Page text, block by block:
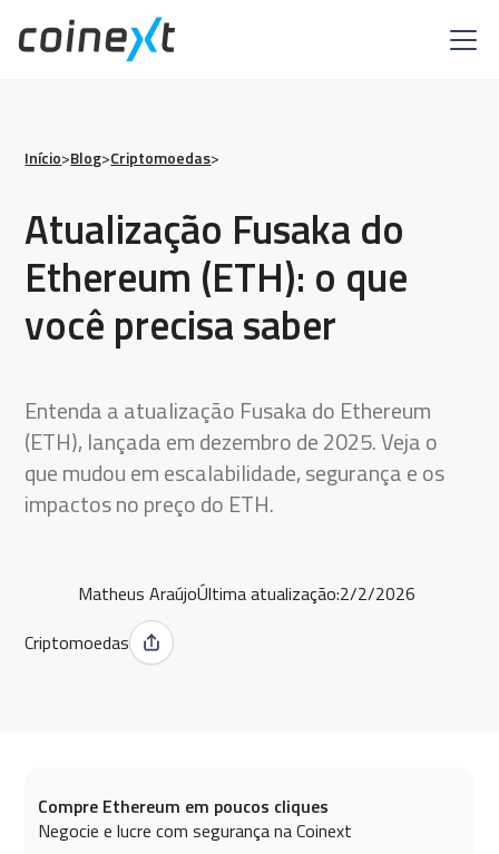
Início>Blog>Criptomoedas>
Atualização Fusaka do
Ethereum (ETH): o que
você precisa saber
Entenda a atualização Fusaka do Ethereum
(ETH), lançada em dezembro de 2025. Veja o
que mudou em escalabilidade, segurança e os
impactos no preço do ETH.
Matheus AraújoÚltima atualização:2/2/2026
Criptomoedas
Compre Ethereum em poucos cliques
Negocie e lucre com segurança na Coinext